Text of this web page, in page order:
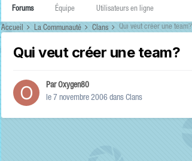
Forums Équipe Utilisateurs en ligne
Accueil La Communauté Clans Qui veut créer une team?
Qui veut créer une team?
ParOxygen80
le 7 novembre 2006 dans Clans